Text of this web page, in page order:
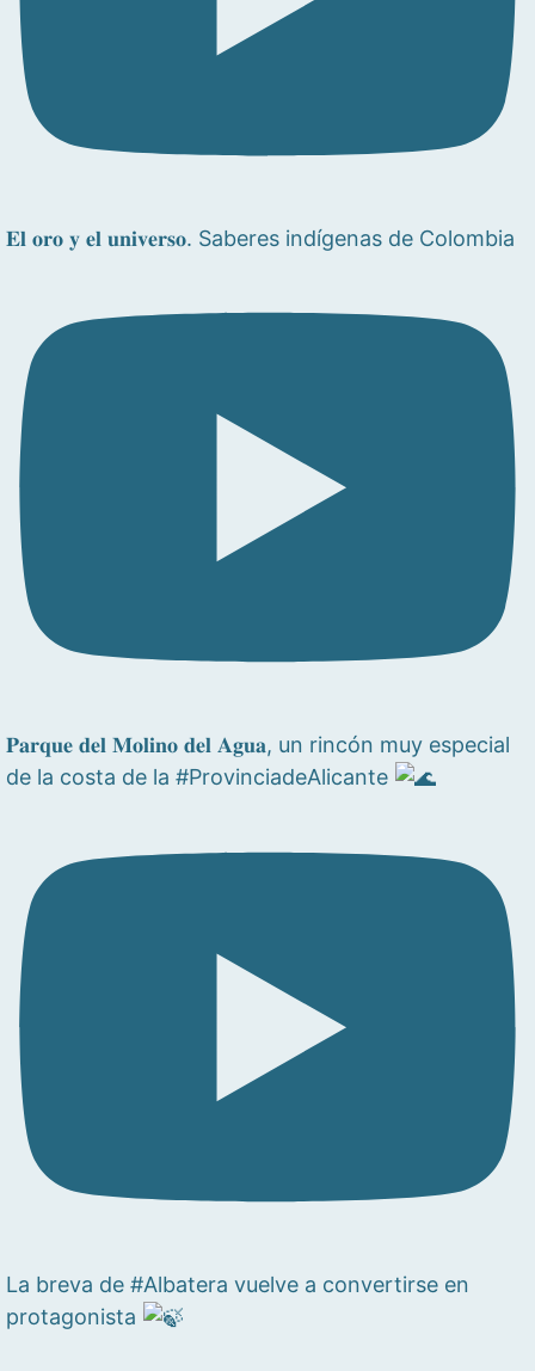
𝐄𝐥 𝐨𝐫𝐨 𝐲 𝐞𝐥 𝐮𝐧𝐢𝐯𝐞𝐫𝐬𝐨. Saberes indígenas de Colombia
𝐏𝐚𝐫𝐪𝐮𝐞 𝐝𝐞𝐥 𝐌𝐨𝐥𝐢𝐧𝐨 𝐝𝐞𝐥 𝐀𝐠𝐮𝐚, un rincón muy especial
de la costa de la #ProvinciadeAlicante
La breva de #Albatera vuelve a convertirse en
protagonista